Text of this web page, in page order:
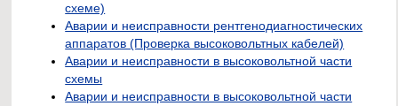
схеме)
Аварии и неисправности рентгенодиагностических
аппаратов (Проверка высоковольтных кабелей)
Аварии и неисправности в высоковольтной части
схемы
Аварии и неисправности в высоковольтной части